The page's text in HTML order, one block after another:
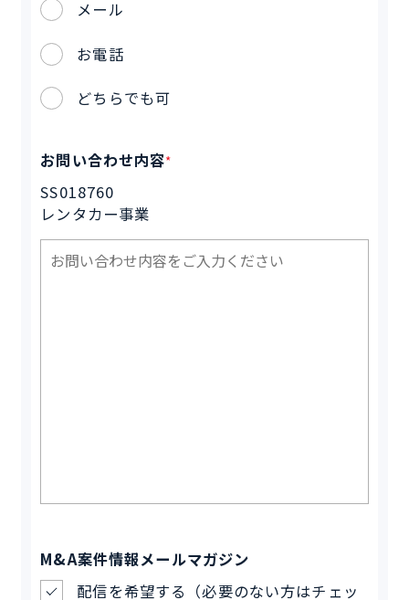
メール
お電話
どちらでも可
お問い合わせ内容*
SS018760
レンタカー事業
M&A案件情報メールマガジン
配信を希望する（必要のない方はチェッ